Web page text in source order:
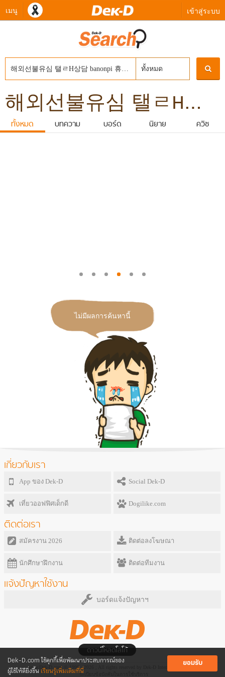
เมนู เข้าสู่ระบบ
Dek-D.com ใช้คุกกี้เพื่อพัฒนาประสบการณ์ของ
ผู้ใช้ให้ดียิ่งขึ้น เรียนรู้เพิ่มเติมที่นี่
ยอมรับ
ทั้งหมด
해외선불유심 탤ㄹH상담 banonpi 휴대폰소액의결제대출 바넌피선불유심내구제 생계비소액대출 강진군신불자소액대출가능한곳
ทั้งหมด บทความ บอร์ด นิยาย ควิซ
ไม่มีผลการค้นหานี้
เกี่ยวกับเรา
App ของ Dek-D Social Dek-D
เที่ยวออฟฟิศเด็กดี Dogilike.com
ติดต่อเรา
สมัครงาน 2026 ติดต่อลงโฆษณา
นักศึกษาฝึกงาน ติดต่อทีมงาน
แจ้งปัญหาใช้งาน
บอร์ดแจ้งปัญหาฯ
ดาวน์โหลดโลโก้
www.Dek-D.com © 1999 - 2026 ; All rights reserved by Dek-D Interactive Co.,Ltd.
ระเบียบข้อบังคับในการใช้บริการ